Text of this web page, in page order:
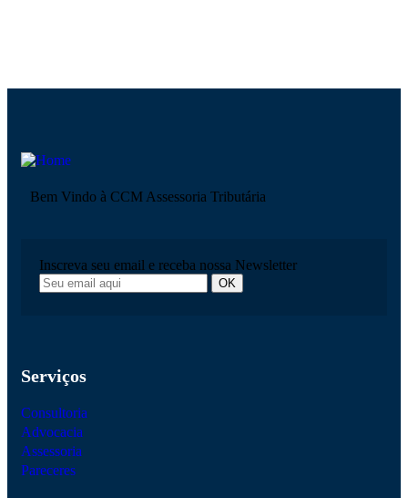
Bem Vindo à CCM Assessoria Tributária
Inscreva seu email e receba nossa Newsletter
Serviços
Consultoria
Advocacia
Assessoria
Pareceres